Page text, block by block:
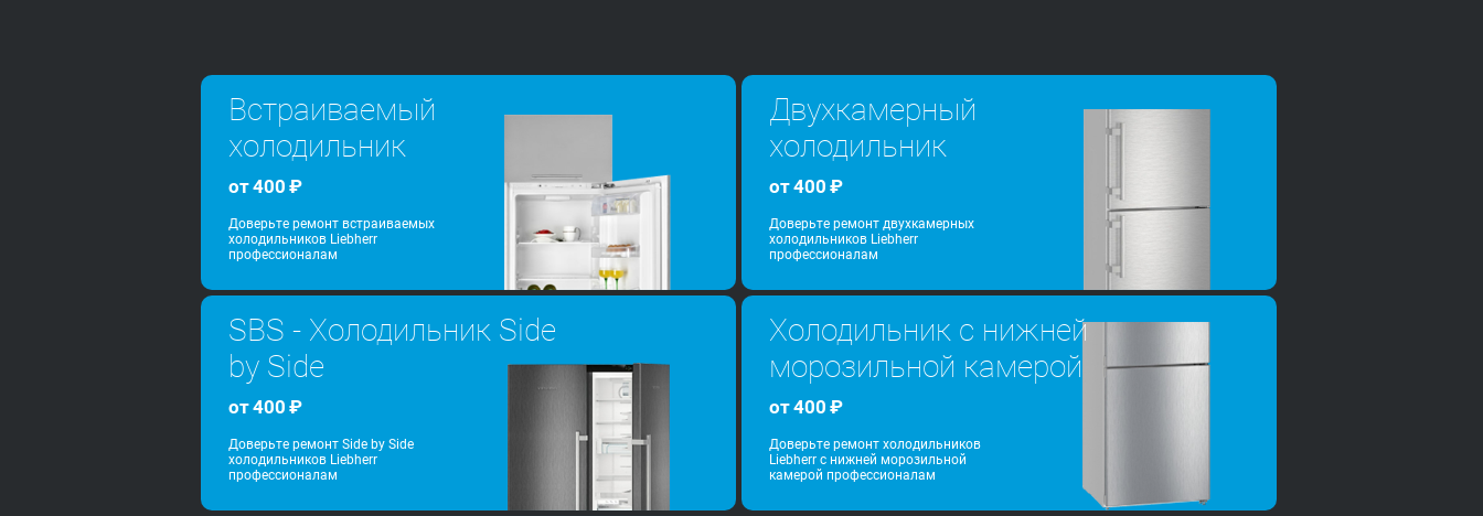
Встраиваемый
холодильник
от400 ₽
Доверьте ремонт встраиваемых
холодильников Liebherr
профессионалам
Двухкамерный
холодильник
от400 ₽
Доверьте ремонт двухкамерных
холодильников Liebherr
профессионалам
SBS - Холодильник Side
by Side
от400 ₽
Доверьте ремонт Side by Side
холодильников Liebherr
профессионалам
Холодильник с нижней
морозильной камерой
от400 ₽
Доверьте ремонт холодильников
Liebherr с нижней морозильной
камерой профессионалам